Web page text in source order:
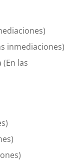
inmediaciones)
(En las